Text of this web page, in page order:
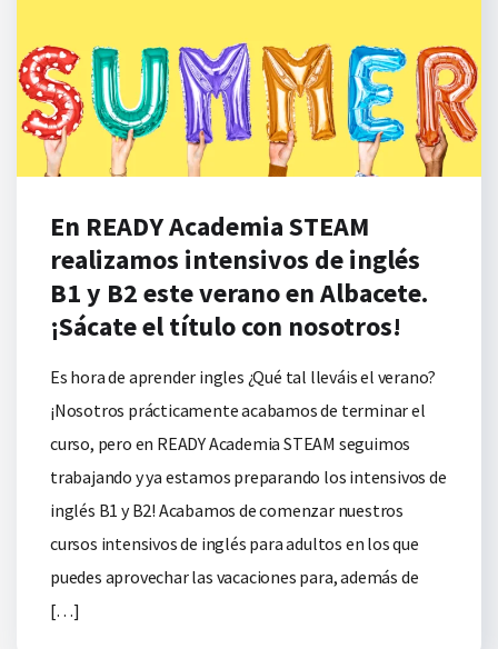
En READY Academia STEAM
realizamos intensivos de inglés
B1 y B2 este verano en Albacete.
¡Sácate el título con nosotros!
Es hora de aprender ingles ¿Qué tal lleváis el verano?
¡Nosotros prácticamente acabamos de terminar el
curso, pero en READY Academia STEAM seguimos
trabajando y ya estamos preparando los intensivos de
inglés B1 y B2! Acabamos de comenzar nuestros
cursos intensivos de inglés para adultos en los que
puedes aprovechar las vacaciones para, además de
[…]